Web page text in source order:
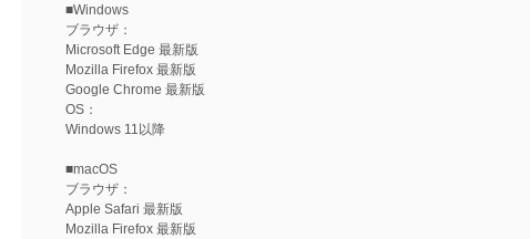
■Windows
ブラウザ：
Microsoft Edge 最新版
Mozilla Firefox 最新版
Google Chrome 最新版
OS：
Windows 11以降
■macOS
ブラウザ：
Apple Safari 最新版
Mozilla Firefox 最新版